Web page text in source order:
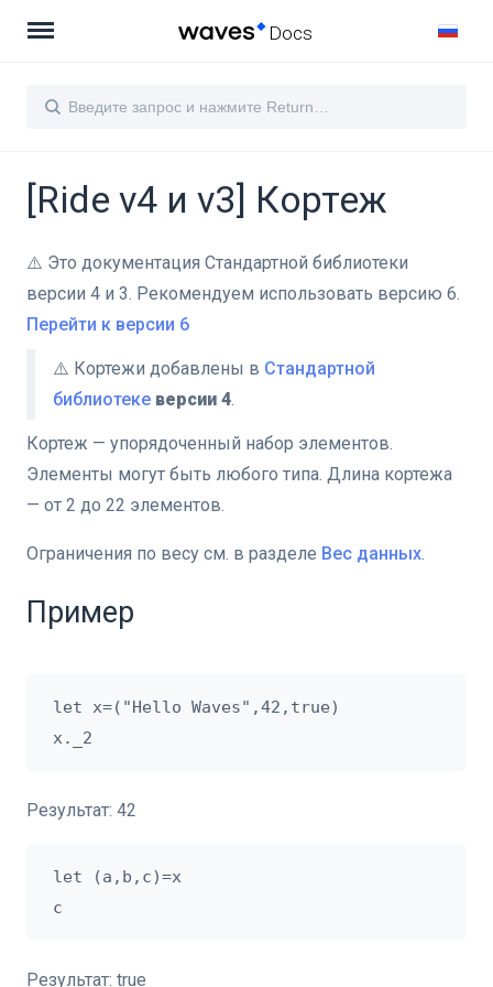
Docs
[Ride v4 и v3] Кортеж
⚠️ Это документация Стандартной библиотеки
версии 4 и 3. Рекомендуем использовать версию 6.
Перейти к версии 6
⚠️ Кортежи добавлены в Стандартной
библиотеке версии 4.
Кортеж — упорядоченный набор элементов.
Элементы могут быть любого типа. Длина кортежа
— от 2 до 22 элементов.
Ограничения по весу см. в разделе Вес данных.
Пример
let x=("Hello Waves",42,true)
Результат: 42
let (a,b,c)=x
Результат: true